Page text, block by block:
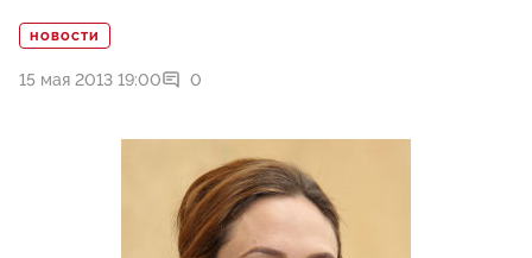
НОВОСТИ
15 мая 2013 19:00 0